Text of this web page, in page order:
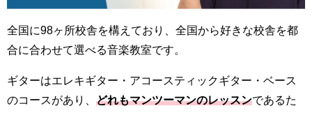
全国に98ヶ所校舎を構えており、全国から好きな校舎を都
合に合わせて選べる音楽教室です。
ギターはエレキギター・アコースティックギター・ベース
のコースがあり、 どれもマンツーマンのレッスンであるた